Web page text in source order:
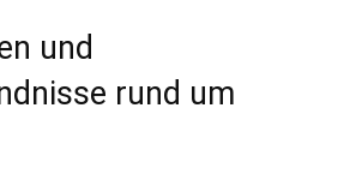
und
rund um